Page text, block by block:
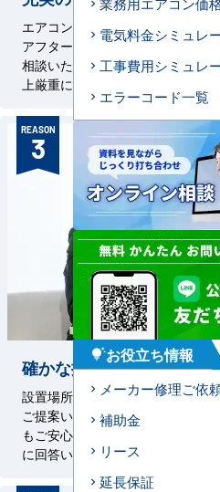
エアコンセンターAC、メーカー
アフターサービスを対応いたし
相談いただけるよう、設置した機
上厳重に保管しております。
REASON
3
確かな提案力
設置場所に合わせた工事方法や
ご提案いたします。初めて業務
もご安心ください。経験豊富な
に回答いたします。
電気料金シミュレ
工事費用シミュレ
エラーコード一覧
tips_and_updatesお役立ち情報
メーカー修理ご依
補助金
リース
延長保証